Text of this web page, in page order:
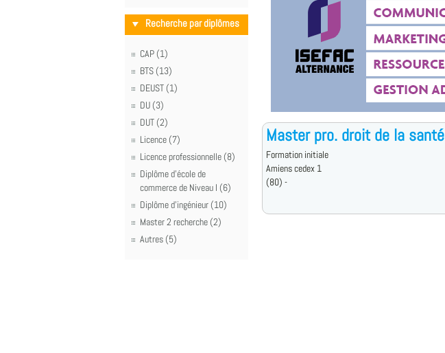
Recherche par diplômes
CAP (1)
BTS (13)
DEUST (1)
DU (3)
DUT (2)
Licence (7)
Licence professionnelle (8)
Diplôme d'école de
commerce de Niveau I (6)
Diplôme d'ingénieur (10)
Master 2 recherche (2)
Autres (5)
Master pro. droit de la santé
Formation initiale
Amiens cedex 1
(80) -